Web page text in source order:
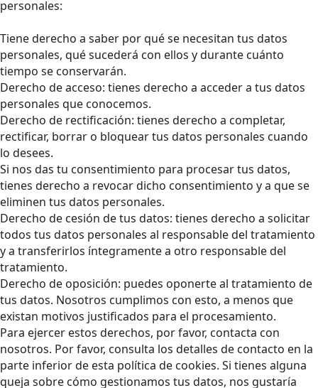
personales:
Tiene derecho a saber por qué se necesitan tus datos
personales, qué sucederá con ellos y durante cuánto
tiempo se conservarán.
Derecho de acceso: tienes derecho a acceder a tus datos
personales que conocemos.
Derecho de rectificación: tienes derecho a completar,
rectificar, borrar o bloquear tus datos personales cuando
lo desees.
Si nos das tu consentimiento para procesar tus datos,
tienes derecho a revocar dicho consentimiento y a que se
eliminen tus datos personales.
Derecho de cesión de tus datos: tienes derecho a solicitar
todos tus datos personales al responsable del tratamiento
y a transferirlos íntegramente a otro responsable del
tratamiento.
Derecho de oposición: puedes oponerte al tratamiento de
tus datos. Nosotros cumplimos con esto, a menos que
existan motivos justificados para el procesamiento.
Para ejercer estos derechos, por favor, contacta con
nosotros. Por favor, consulta los detalles de contacto en la
parte inferior de esta política de cookies. Si tienes alguna
queja sobre cómo gestionamos tus datos, nos gustaría